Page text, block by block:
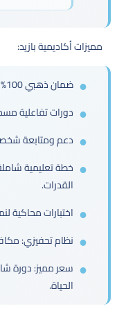
مميزات أكاديمية بازيد:
ضمان ذهبي 100% بدون شروط معقدة.
دورات تفاعلية
دعم ومتابعة
خطة تعليمية
القدرات.
اختبارات محاكية
نظام تحفيزي:
الحياة.